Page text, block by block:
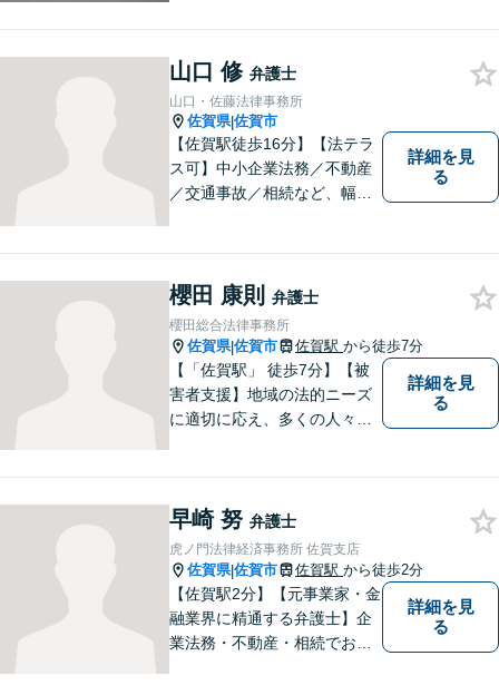
山口 修 弁護士
山口・佐藤法律事務所
佐賀県|佐賀市
【佐賀駅徒歩16分】【法テラ
ス可】中小企業法務／不動産
／交通事故／相続など、幅広
す。まずはお気軽にご相談く
ださい。【初回面談無料】
詳細を見
る
櫻田 康則 弁護士
櫻田総合法律事務所
佐賀県|佐賀市 佐賀駅 から徒歩7分
【「佐賀駅」 徒歩7分】【被
害者支援】地域の法的ニーズ
に適切に応え、多くの人々の
ぐように、丁寧にお悩みをお
伺いいたします。
詳細を見
る
早崎 努 弁護士
虎ノ門法律経済事務所 佐賀支店
佐賀県|佐賀市 佐賀駅 から徒歩2分
【佐賀駅2分】【元事業家・金
融業界に精通する弁護士】企
業法務・不動産・相続でお困
詳細を見
る